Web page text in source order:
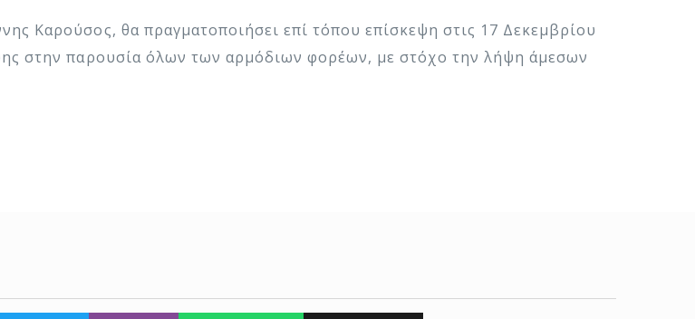
Καρούσος, θα πραγματοποιήσει επί τόπου επίσκεψη στις 17 Δεκεμβρίου
στην παρουσία όλων των αρμόδιων φορέων, με στόχο την λήψη άμεσων